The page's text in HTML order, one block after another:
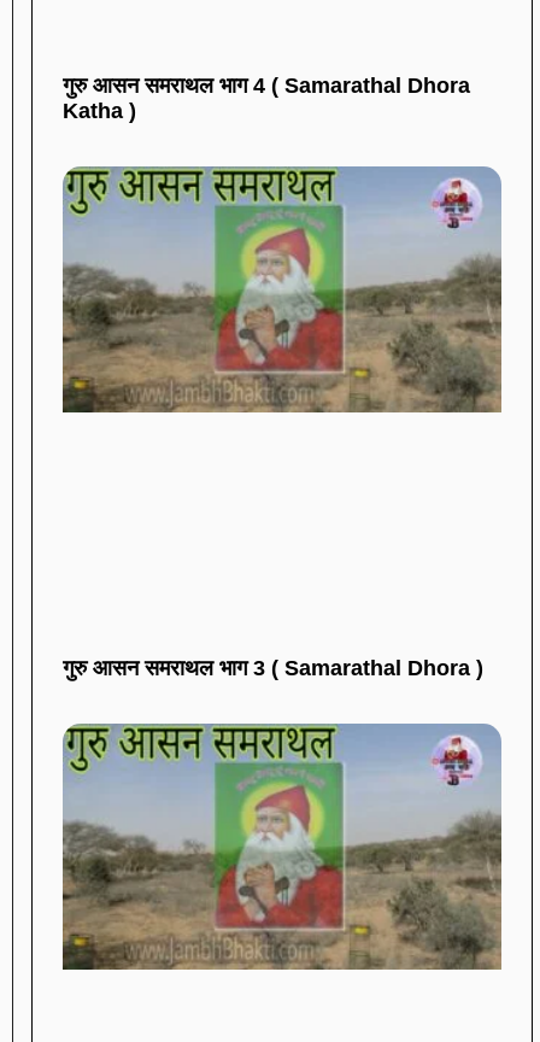
गुरु आसन समराथल भाग 4 ( Samarathal Dhora
Katha )
गुरु आसन समराथल भाग 3 ( Samarathal Dhora )